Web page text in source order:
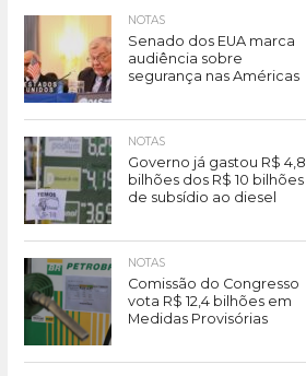
NOTAS
Senado dos EUA marca
audiência sobre
segurança nas Américas
NOTAS
Governo já gastou R$ 4,8
bilhões dos R$ 10 bilhões
de subsídio ao diesel
NOTAS
Comissão do Congresso
vota R$ 12,4 bilhões em
Medidas Provisórias